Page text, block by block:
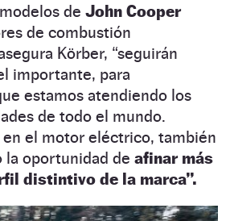
de John Cooper
de combustión
Körber, “seguirán
importante, para
estamos atendiendo los
de todo el mundo.
el motor eléctrico, también
la oportunidad de afinar más
distintivo de la marca”.